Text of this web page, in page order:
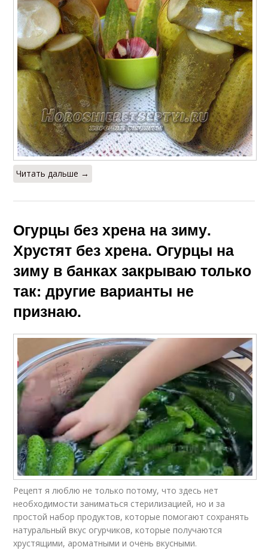
Читать дальше →
Огурцы без хрена на зиму.
Хрустят без хрена. Огурцы на
зиму в банках закрываю только
так: другие варианты не
признаю.
Рецепт я люблю не только потому, что здесь нет
необходимости заниматься стерилизацией, но и за
простой набор продуктов, которые помогают сохранять
натуральный вкус огурчиков, которые получаются
хрустящими, ароматными и очень вкусными.